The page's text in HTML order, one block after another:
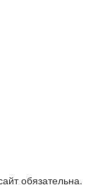
обязательна.